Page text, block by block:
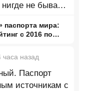
не бывает,
мира:
с 2016 по
часа назад
Паспорт
источникам с